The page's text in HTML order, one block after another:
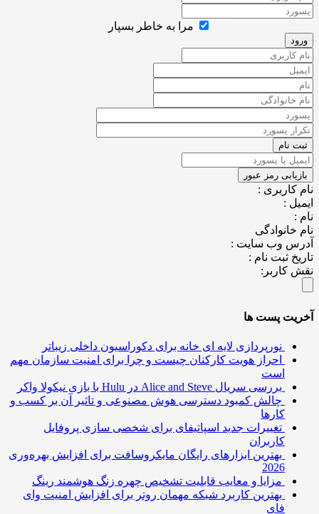
مرا به خاطر بسپار
:
:
وب سایت :
ثبت نام :
کاربر:
پست ها
نورپردازی لایه ای خانه برای دکوراسیون داخلی زیباتر
احراز هویت کارکنان چیست و چرا برای امنیت سازمان مهم
بررسی سریال Alice and Steve در Hulu با بازی نیکولا واکر
چالش کمبود دسترسی هوش مصنوعی و تاثیر آن بر کسب و
کارها
تغییرات جدید اسپاتیفای برای شخصی سازی پروفایل
کاربران
بهترین ابزارهای رایگان مایکروسافت برای افزایش بهره‌وری
مزایا و معایب قابلیت تشخیص چهره زنگ هوشمند رینگ
بهترین کاربرد شبکه مهمان روتر برای افزایش امنیت وای